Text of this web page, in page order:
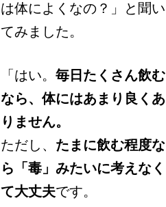
は体によくなの？」と聞い
てみました。
「はい。 毎日たくさん飲む
なら、体にはあまり良くあ
りません。
ただし、 たまに飲む程度な
ら「毒」みたいに考えなく
て大丈夫です。